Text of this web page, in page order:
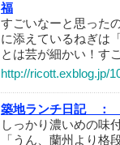
福
すごいなーと思った
に添えているねぎは
とは芸が細かい！す
http://ricott.exblog.jp/
築地ランチ日記 ：
しっかり濃いめの味
「うん、蘭州より格